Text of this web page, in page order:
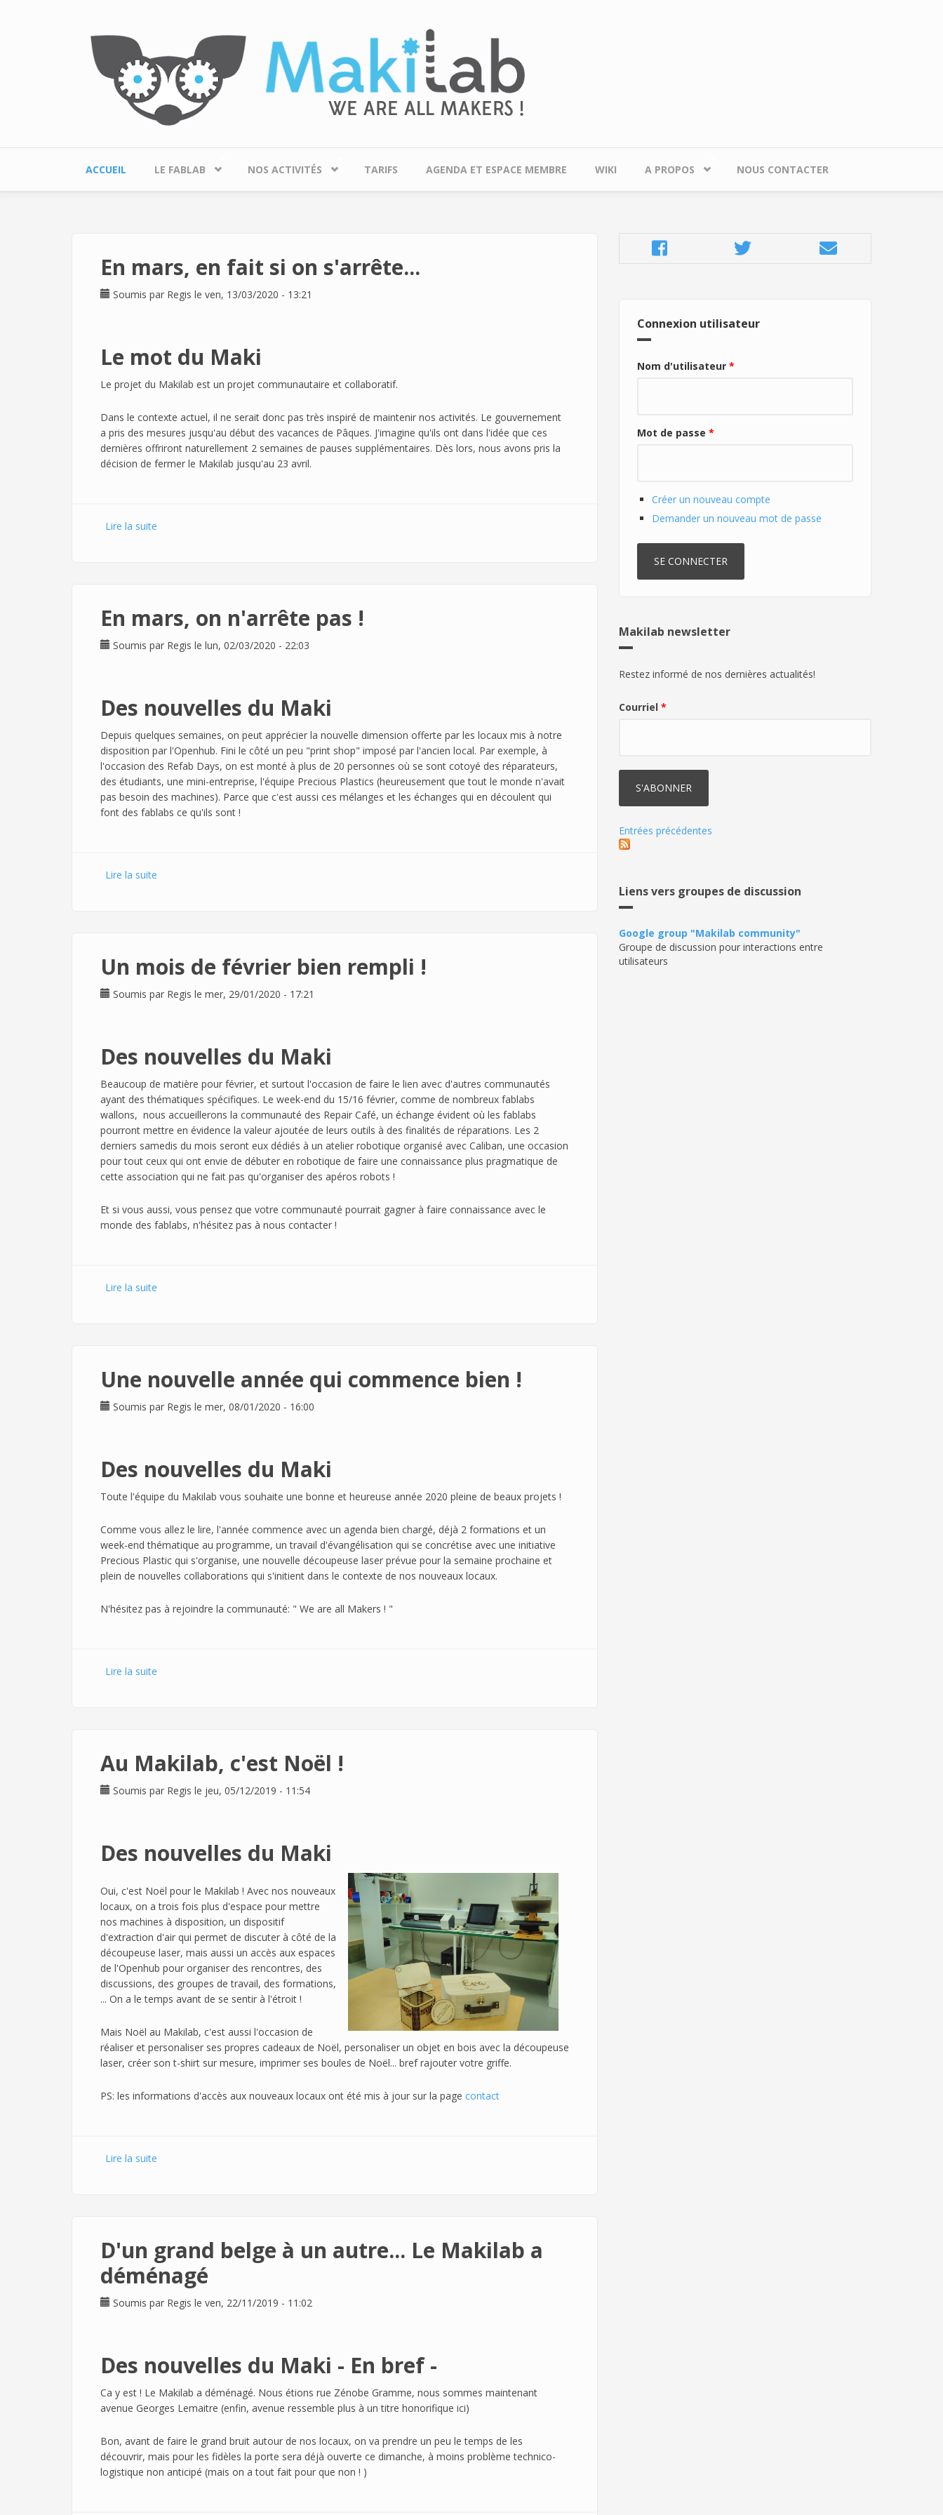
ACCUEIL LE FABLAB NOS ACTIVITÉS TARIFS AGENDA ET ESPACE MEMBRE WIKI A PROPOS NOUS CONTACTER
En mars, en fait si on s'arrête...
Soumis par Regis le ven, 13/03/2020 - 13:21
Le mot du Maki
Le projet du Makilab est un projet communautaire et collaboratif.
Dans le contexte actuel, il ne serait donc pas très inspiré de maintenir nos activités. Le gouvernement
a pris des mesures jusqu'au début des vacances de Pâques. J'imagine qu'ils ont dans l'idée que ces
dernières offriront naturellement 2 semaines de pauses supplémentaires. Dès lors, nous avons pris la
décision de fermer le Makilab jusqu'au 23 avril.
Lire la suite
En mars, on n'arrête pas !
Soumis par Regis le lun, 02/03/2020 - 22:03
Des nouvelles du Maki
Depuis quelques semaines, on peut apprécier la nouvelle dimension offerte par les locaux mis à notre
disposition par l'Openhub. Fini le côté un peu "print shop" imposé par l'ancien local. Par exemple, à
l'occasion des Refab Days, on est monté à plus de 20 personnes où se sont cotoyé des réparateurs,
des étudiants, une mini-entreprise, l'équipe Precious Plastics (heureusement que tout le monde n'avait
pas besoin des machines). Parce que c'est aussi ces mélanges et les échanges qui en découlent qui
font des fablabs ce qu'ils sont !
Lire la suite
Un mois de février bien rempli !
Soumis par Regis le mer, 29/01/2020 - 17:21
Des nouvelles du Maki
Beaucoup de matière pour février, et surtout l'occasion de faire le lien avec d'autres communautés
ayant des thématiques spécifiques. Le week-end du 15/16 février, comme de nombreux fablabs
wallons, nous accueillerons la communauté des Repair Café, un échange évident où les fablabs
pourront mettre en évidence la valeur ajoutée de leurs outils à des finalités de réparations. Les 2
derniers samedis du mois seront eux dédiés à un atelier robotique organisé avec Caliban, une occasion
pour tout ceux qui ont envie de débuter en robotique de faire une connaissance plus pragmatique de
cette association qui ne fait pas qu'organiser des apéros robots !
Et si vous aussi, vous pensez que votre communauté pourrait gagner à faire connaissance avec le
monde des fablabs, n'hésitez pas à nous contacter !
Lire la suite
Une nouvelle année qui commence bien !
Soumis par Regis le mer, 08/01/2020 - 16:00
Des nouvelles du Maki
Toute l'équipe du Makilab vous souhaite une bonne et heureuse année 2020 pleine de beaux projets !
Comme vous allez le lire, l'année commence avec un agenda bien chargé, déjà 2 formations et un
week-end thématique au programme, un travail d'évangélisation qui se concrétise avec une initiative
Precious Plastic qui s'organise, une nouvelle découpeuse laser prévue pour la semaine prochaine et
plein de nouvelles collaborations qui s'initient dans le contexte de nos nouveaux locaux.
N'hésitez pas à rejoindre la communauté: " We are all Makers ! "
Lire la suite
Au Makilab, c'est Noël !
Soumis par Regis le jeu, 05/12/2019 - 11:54
Des nouvelles du Maki
Oui, c'est Noël pour le Makilab ! Avec nos nouveaux
locaux, on a trois fois plus d'espace pour mettre
nos machines à disposition, un dispositif
d'extraction d'air qui permet de discuter à côté de la
découpeuse laser, mais aussi un accès aux espaces
de l'Openhub pour organiser des rencontres, des
discussions, des groupes de travail, des formations,
... On a le temps avant de se sentir à l'étroit !
Mais Noël au Makilab, c'est aussi l'occasion de
réaliser et personaliser ses propres cadeaux de Noël, personaliser un objet en bois avec la découpeuse
laser, créer son t-shirt sur mesure, imprimer ses boules de Noël... bref rajouter votre griffe.
PS: les informations d'accès aux nouveaux locaux ont été mis à jour sur la page contact
Lire la suite
D'un grand belge à un autre... Le Makilab a
déménagé
Soumis par Regis le ven, 22/11/2019 - 11:02
Des nouvelles du Maki - En bref -
Ca y est ! Le Makilab a déménagé. Nous étions rue Zénobe Gramme, nous sommes maintenant
avenue Georges Lemaitre (enfin, avenue ressemble plus à un titre honorifique ici)
Bon, avant de faire le grand bruit autour de nos locaux, on va prendre un peu le temps de les
découvrir, mais pour les fidèles la porte sera déjà ouverte ce dimanche, à moins problème technico-
logistique non anticipé (mais on a tout fait pour que non ! )
Connexion utilisateur
Nom d'utilisateur *
Mot de passe *
Créer un nouveau compte
Demander un nouveau mot de passe
Makilab newsletter
Restez informé de nos dernières actualités!
Courriel *
Entrées précédentes
Liens vers groupes de discussion
Google group "Makilab community"
Groupe de discussion pour interactions entre
utilisateurs